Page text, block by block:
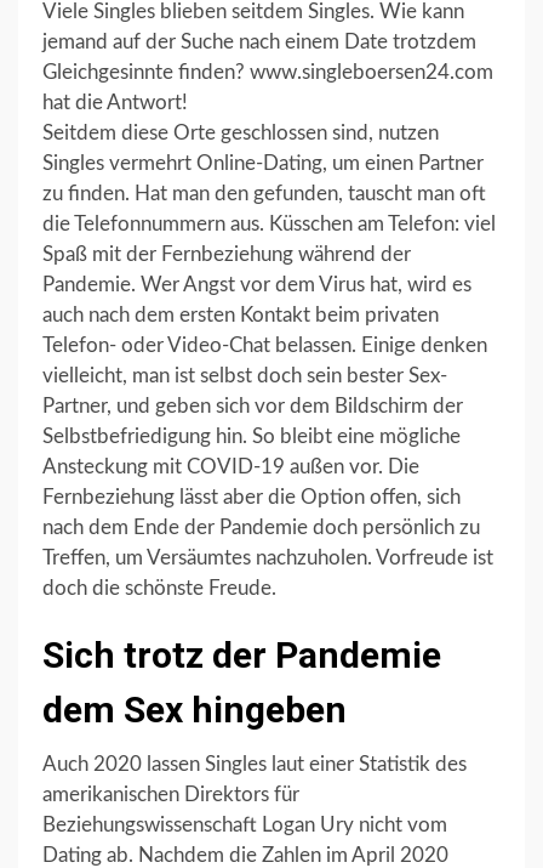
Viele Singles blieben seitdem Singles. Wie kann
jemand auf der Suche nach einem Date trotzdem
Gleichgesinnte finden? www.singleboersen24.com
hat die Antwort!
Seitdem diese Orte geschlossen sind, nutzen
Singles vermehrt Online-Dating, um einen Partner
zu finden. Hat man den gefunden, tauscht man oft
die Telefonnummern aus. Küsschen am Telefon: viel
Spaß mit der Fernbeziehung während der
Pandemie. Wer Angst vor dem Virus hat, wird es
auch nach dem ersten Kontakt beim privaten
Telefon- oder Video-Chat belassen. Einige denken
vielleicht, man ist selbst doch sein bester Sex-
Partner, und geben sich vor dem Bildschirm der
Selbstbefriedigung hin. So bleibt eine mögliche
Ansteckung mit COVID-19 außen vor. Die
Fernbeziehung lässt aber die Option offen, sich
nach dem Ende der Pandemie doch persönlich zu
Treffen, um Versäumtes nachzuholen. Vorfreude ist
doch die schönste Freude.
Sich trotz der Pandemie
dem Sex hingeben
Auch 2020 lassen Singles laut einer Statistik des
amerikanischen Direktors für
Beziehungswissenschaft Logan Ury nicht vom
Dating ab. Nachdem die Zahlen im April 2020